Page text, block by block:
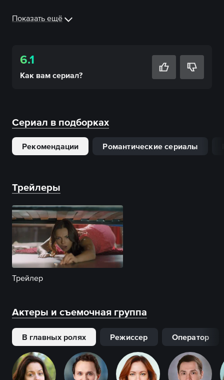
Показать ещё
6.1
Как вам сериал?
Сериал в подборках
Рекомендации Романтические сериалы
Трейлеры
Трейлер
Актеры и съемочная группа
В главных ролях Режиссер Оператор